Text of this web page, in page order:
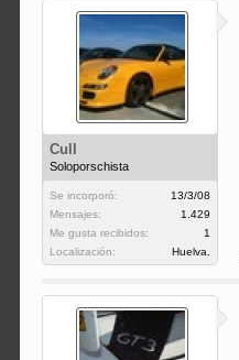
Cull
Soloporschista
Se incorporó:
13/3/08
Mensajes:
1.429
Me gusta recibidos:
1
Localización:
Huelva.